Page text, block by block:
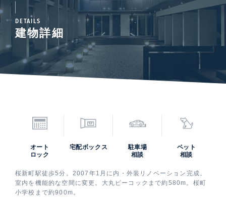
DETAILS
建物詳細
オート
ロック
宅配ボックス
駐車場
相談
ペット
相談
桜新町駅徒歩5分。2007年1月に内・外装リノベーション完成。
室内を機能的な空間に変更。大丸ピーコックまで約580m。桜町
小学校まで約900m。